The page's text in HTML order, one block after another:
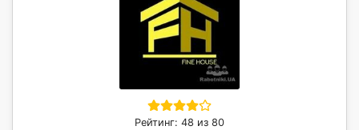
Рейтинг: 48 из 80